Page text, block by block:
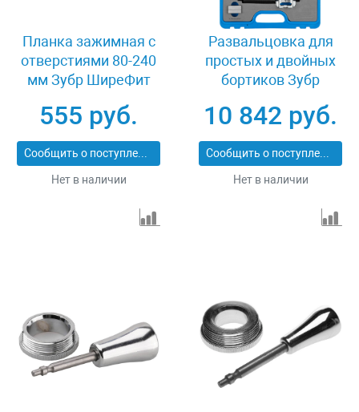
Планка зажимная с
отверстиями 80-240
мм Зубр ШиреФит
555 руб.
Сообщить о поступлении
Нет в наличии
Развальцовка для
простых и двойных
бортиков Зубр
10 842 руб.
Сообщить о поступлении
Нет в наличии